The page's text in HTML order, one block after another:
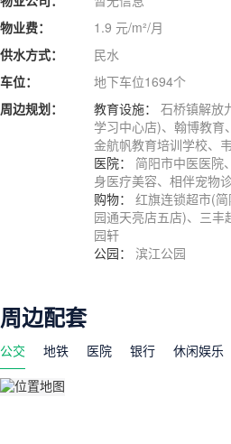
物业费：
1.9 元/m²/月
供水方式：
民水
车位：
地下车位1694个
周边规划：
教育设施： 石桥镇解放
学习中心店)、翰博教
金航帆教育培训学校、
医院： 简阳市中医医院
身医疗美容、相伴宠物
购物： 红旗连锁超市(
园通天亮店五店)、三
园轩
公园： 滨江公园
周边配套
公交 地铁 医院 银行 休闲娱乐